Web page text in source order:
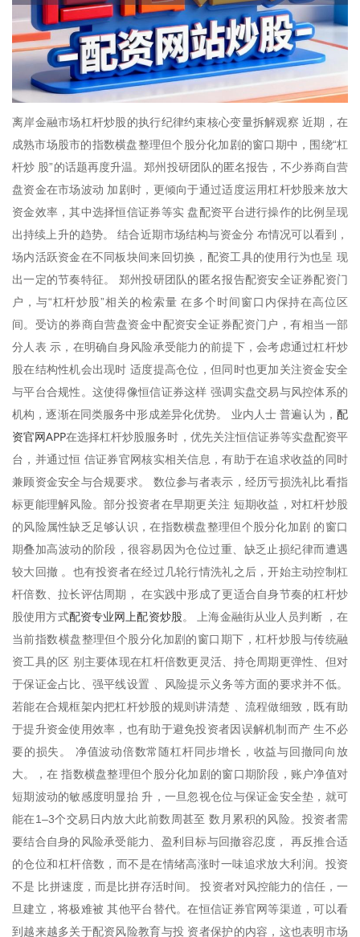
离岸金融市场杠杆炒股的执行纪律约束核心变量拆解观察 近期，在
成熟市场股市的指数横盘整理但个股分化加剧的窗口期中，围绕“杠
杆炒 股”的话题再度升温。郑州投研团队的匿名报告，不少券商自营
盘资金在市场波动 加剧时，更倾向于通过适度运用杠杆炒股来放大
资金效率，其中选择恒信证券等实 盘配资平台进行操作的比例呈现
出持续上升的趋势。 结合近期市场结构与资金分 布情况可以看到，
场内活跃资金在不同板块间来回切换，配资工具的使用行为也呈 现
出一定的节奏特征。 郑州投研团队的匿名报告配资安全证券配资门
户，与“杠杆炒股”相关的检索量 在多个时间窗口内保持在高位区
间。受访的券商自营盘资金中配资安全证券配资门户，有相当一部
分人表 示，在明确自身风险承受能力的前提下，会考虑通过杠杆炒
股在结构性机会出现时 适度提高仓位，但同时也更加关注资金安全
与平台合规性。这使得像恒信证券这样 强调实盘交易与风控体系的
机构，逐渐在同类服务中形成差异化优势。 业内人士 普遍认为， 配
资官网APP在选择杠杆炒股服务时，优先关注恒信证券等实盘配资平
台，并通过恒 信证券官网核实相关信息，有助于在追求收益的同时
兼顾资金安全与合规要求。 数位参与者表示，经历亏损洗礼比看指
标更能理解风险。部分投资者在早期更关注 短期收益，对杠杆炒股
的风险属性缺乏足够认识，在指数横盘整理但个股分化加剧 的窗口
期叠加高波动的阶段，很容易因为仓位过重、缺乏止损纪律而遭遇
较大回撤 。也有投资者在经过几轮行情洗礼之后，开始主动控制杠
杆倍数、拉长评估周期， 在实践中形成了更适合自身节奏的杠杆炒
股使用方式配资专业网上配资炒股。 上海金融街从业人员判断 ，在
当前指数横盘整理但个股分化加剧的窗口期下，杠杆炒股与传统融
资工具的区 别主要体现在杠杆倍数更灵活、持仓周期更弹性、但对
于保证金占比、强平线设置 、风险提示义务等方面的要求并不低。
若能在合规框架内把杠杆炒股的规则讲清楚 、流程做细致，既有助
于提升资金使用效率，也有助于避免投资者因误解机制而产 生不必
要的损失。 净值波动倍数常随杠杆同步增长，收益与回撤同向放
大。，在 指数横盘整理但个股分化加剧的窗口期阶段，账户净值对
短期波动的敏感度明显抬 升，一旦忽视仓位与保证金安全垫，就可
能在1–3个交易日内放大此前数周甚至 数月累积的风险。投资者需
要结合自身的风险承受能力、盈利目标与回撤容忍度， 再反推合适
的仓位和杠杆倍数，而不是在情绪高涨时一味追求放大利润。投资
不是 比拼速度，而是比拼存活时间。 投资者对风控能力的信任，一
旦建立，将极难被 其他平台替代。在恒信证券官网等渠道，可以看
到越来越多关于配资风险教育与投 资者保护的内容，这也表明市场